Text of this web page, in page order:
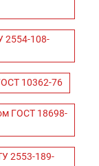
2554-108-
10362-76
ГОСТ 18698-
2553-189-